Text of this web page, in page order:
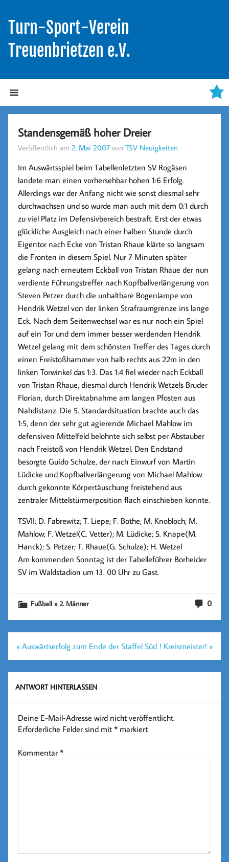
Turn-Sport-Verein
Treuenbrietzen e.V.
Standensgemäß hoher Dreier
Veröffentlich am 2. Mai 2007 vonTSV Neuigkeiten
Im Auswärtsspiel beim Tabellenletzten SV Rogäsen
landete man einen vorhersehbar hohen 1:6 Erfolg.
Allerdings war der Anfang nicht wie sonst diesmal sehr
durchwachsen und so wurde man auch mit dem 0:1 durch
zu viel Platz im Defensivbereich bestraft. Erst der etwas
glückliche Ausgleich nach einer halben Stunde durch
Eigentor nach Ecke von Tristan Rhaue klärte so langsam
die Fronten in diesem Spiel. Nur 7 Minuten später
gelang nach erneutem Eckball von Tristan Rhaue der nun
verdiente Führungstreffer nach Kopfballverlängerung von
Steven Petzer durch die unhaltbare Bogenlampe von
Hendrik Wetzel von der linken Strafraumgrenze ins lange
Eck. Nach dem Seitenwechsel war es nur noch ein Spiel
auf ein Tor und dem immer besser werdenden Hendrik
Wetzel gelang mit dem schönsten Treffer des Tages durch
einen Freistoßhammer von halb rechts aus 22m in den
linken Torwinkel das 1:3. Das 1:4 fiel wieder nach Eckball
von Tristan Rhaue, diesmal durch Hendrik Wetzels Bruder
Florian, durch Direktabnahme am langen Pfosten aus
Nahdistanz. Die 5. Standardsituation brachte auch das
1:5, denn der sehr gut agierende Michael Mahlow im
defensiven Mittelfeld belohnte sich selbst per Abstauber
nach Freistoß von Hendrik Wetzel. Den Endstand
besorgte Guido Schulze, der nach Einwurf von Martin
Lüdicke und Kopfballverlängerung von Michael Mahlow
durch gekonnte Körpertäuschung freistehend aus
zentraler Mittelstürmerposition flach einschieben konnte.
TSVII: D. Fabrewitz; T. Liepe; F. Bothe; M. Knobloch; M.
Mahlow; F. Wetzel(C. Vetter); M. Lüdicke; S. Knape(M.
Hanck); S. Petzer; T. Rhaue(G. Schulze); H. Wetzel
Am kommenden Sonntag ist der Tabelleführer Borheider
SV im Waldstadion um 13. 00 Uhr zu Gast.
0
Fußball » 2. Männer
Beitragsnavigation
« Auswärtserfolg zum Ende der Staffel Süd ! Kreismeister! »
ANTWORT HINTERLASSEN
Deine E-Mail-Adresse wird nicht veröffentlicht.
Erforderliche Felder sind mit* markiert
Kommentar*